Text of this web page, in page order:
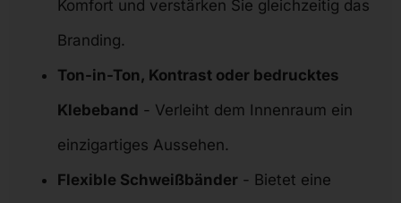
Komfort und verstärken Sie gleichzeitig das
Branding.
Ton-in-Ton, Kontrast oder bedrucktes
Klebeband - Verleiht dem Innenraum ein
einzigartiges Aussehen.
Flexible Schweißbänder - Bietet eine